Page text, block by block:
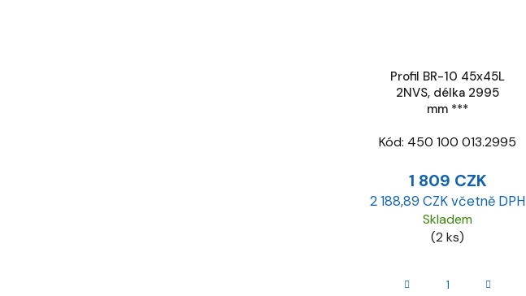
Profil BR-10 45x45L
2NVS, délka 2995
mm ***
Kód: 450 100 013.2995
1 809 CZK
2 188,89 CZK včetně DPH
Skladem
(2 ks)